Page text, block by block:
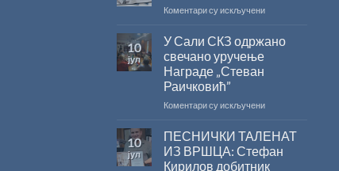
српском
ХРИСОВУЉЕ
2026.
Коментари су искљученина
СНИЖЕЊЕ
10
јул
У Сали СКЗ одржано
свечано уручење
Награде „Стеван
Раичковић”
Коментари су искљученина
Сали
СКЗ
одржано
10
јул
ПЕСНИЧКИ ТАЛЕНАТ
ИЗ ВРШЦА: Стефан
Кирилов добитник